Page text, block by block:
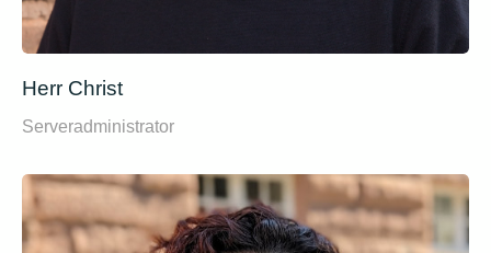
Herr Christ
Serveradministrator